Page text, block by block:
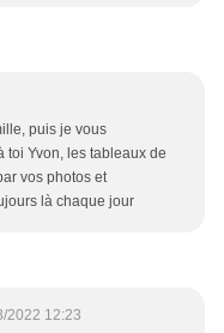
puis je vous
toi Yvon, les tableaux de
vos photos et
là chaque jour
2022 12:23